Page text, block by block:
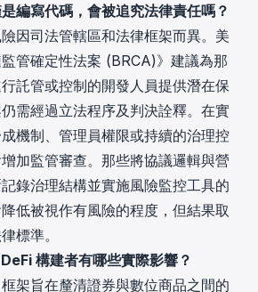
編寫代碼，會被追究法律責任嗎？
因司法管轄區和法律框架而異。美
管確定性法案 (BRCA)》建議為那
託管或控制的開發人員提供潛在保
需經過立法程序及判決詮釋。在實
機制、管理員權限或持續的治理控
加監管審查。那些將協議邏輯與營
錄治理結構並實施風險監控工具的
低被視作有風險的程度，但結果取
標準。
構建者有哪些實際影響？
架旨在釐清證券與數位商品之間的